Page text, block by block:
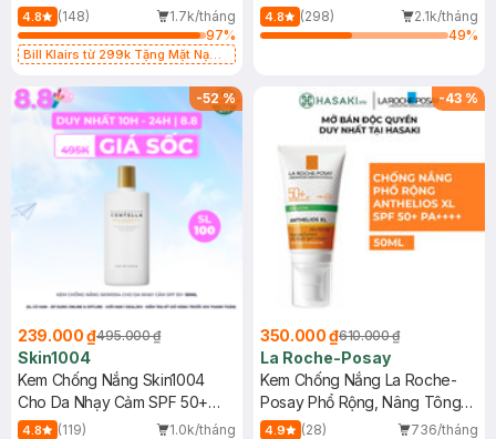
4.8 (148)
1.7k/tháng
97%
Bill Klairs từ 299k Tặng Mặt Nạ
25ml (SL Có Hạn)
400ml
4.8 (298)
2.1k/tháng
49%
-52%
239.000 ₫495.000 ₫
Skin1004
Kem Chống Nắng Skin1004
Cho Da Nhạy Cảm SPF 50+
50ml
4.8 (119)
1.0k/tháng
-43 %
350.000 ₫610.000 ₫
La Roche-Posay
Kem Chống Nắng La Roche-
Posay Phổ Rộng, Nâng Tông
Kiềm Dầu 50ml
4.9 (28)
736/tháng